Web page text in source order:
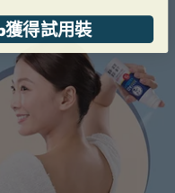
得試用裝